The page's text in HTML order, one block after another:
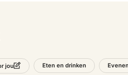
jou Eten en drinken